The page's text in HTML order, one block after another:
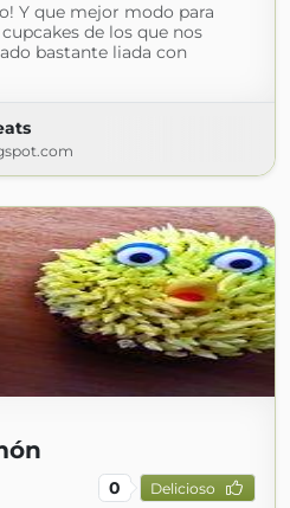
Y que mejor modo para
de los que nos
bastante liada con
0 Delicioso